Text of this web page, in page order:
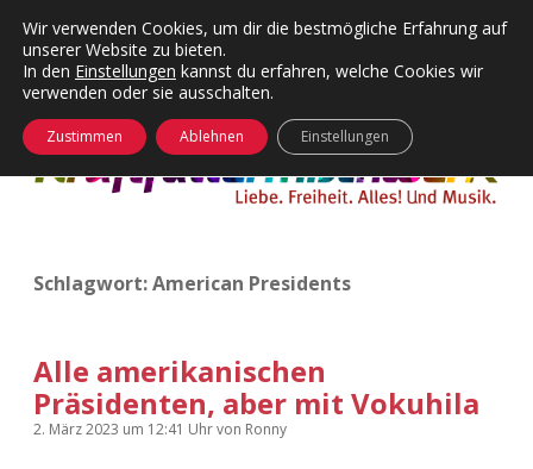
Kategorien
Menü
24 Hours Chilling
Die Wende
KFMW-Disco
Kopfkinomusik
KFMW-Disco
Dates
Contact
Adventskalender 2010
facebook
instagram
rss soundcloud
vimeoBluesky
öffnen
Schlagwort:American Presidents
Alle amerikanischen
Präsidenten, aber mit Vokuhila
2. März 2023 um 12:41 Uhrvon Ronny
Wir verwenden Cookies, um dir die bestmögliche Erfahrung auf
unserer Website zu bieten.
In den Einstellungen kannst du erfahren, welche Cookies wir
verwenden oder sie ausschalten.
Zustimmen Ablehnen Einstellungen